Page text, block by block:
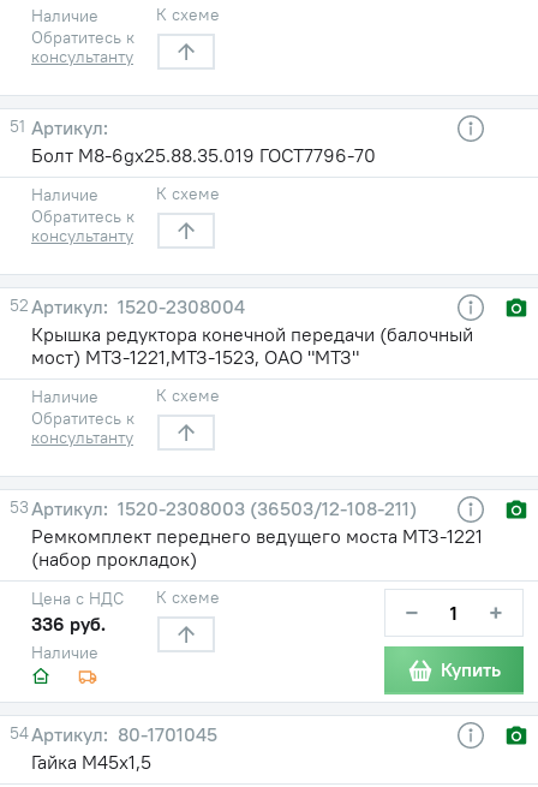
Наличие
Обратитесь к
консультанту
К схеме
51
Болт М8-6gх25.88.35.019 ГОСТ7796-70
Наличие
Обратитесь к
консультанту
К схеме
52
1520-2308004
Крышка редуктора конечной передачи (балочный
мост) МТЗ-1221,МТЗ-1523, ОАО "МТЗ"
Наличие
Обратитесь к
консультанту
К схеме
53
1520-2308003 (36503/12-108-211)
Ремкомплект переднего ведущего моста МТЗ-1221
(набор прокладок)
Наличие
Цена с НДС
336 руб.
К схеме − +
Купить
54
80-1701045
Гайка М45х1,5